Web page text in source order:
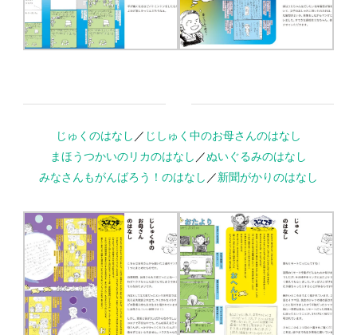
じゅくのはなし ／ じしゅく中のお母さんのはなし
まほうつかいのリカのはなし ／ぬいぐるみのはなし
みなさんもがんばろう！のはなし ／新聞がかりのはなし